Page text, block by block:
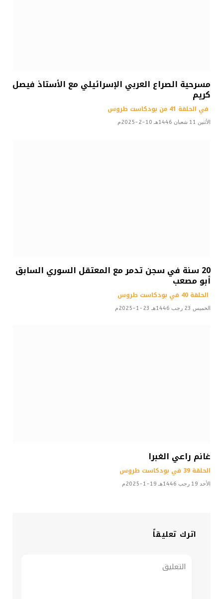
مسرحية الصراع العربي الإسرائيلي مع الأستاذ فيصل
كريم
في الحلقة 41 من بودكاست طروس
الأثنين 11 شعبان 1446هـ 10-2-2025م
20 سنة في سجن تدمر مع المعتقل السوري السابق
أبو مصعب
الحلقة 40 في بودكاست طروس
الخميس 23 رجب 1446هـ 23-1-2025م
غانم راعي الغبرا
الحلقة 39 في بودكاست طروس
الأحد 19 رجب 1446هـ 19-1-2025م
اترك تعليقاً